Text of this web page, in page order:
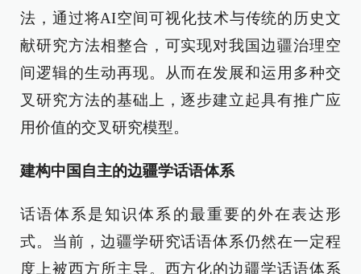
法，通过将AI空间可视化技术与传统的历史文
献研究方法相整合，可实现对我国边疆治理空
间逻辑的生动再现。从而在发展和运用多种交
叉研究方法的基础上，逐步建立起具有推广应
用价值的交叉研究模型。
建构中国自主的边疆学话语体系
话语体系是知识体系的最重要的外在表达形
式。当前，边疆学研究话语体系仍然在一定程
度上被西方所主导。西方化的边疆学话语体系